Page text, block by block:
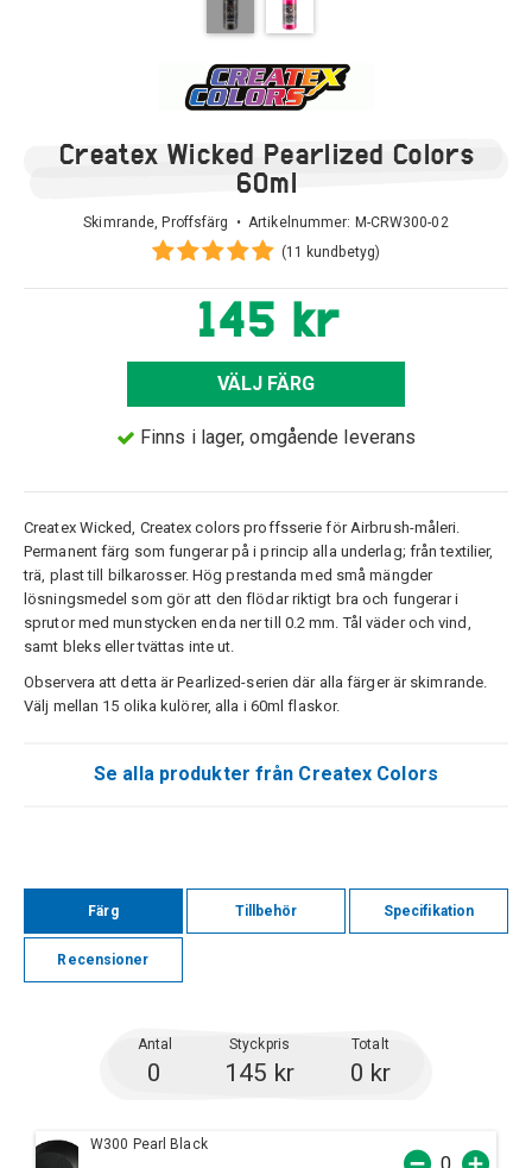
Createx Wicked Pearlized Colors
60ml
Skimrande, Proffsfärg • Artikelnummer: M-CRW300-02
(11 kundbetyg)
145 kr
VÄLJ FÄRG
Finns i lager, omgående leverans
Createx Wicked, Createx colors proffsserie för Airbrush-måleri.
Permanent färg som fungerar på i princip alla underlag; från textilier,
trä, plast till bilkarosser. Hög prestanda med små mängder
lösningsmedel som gör att den flödar riktigt bra och fungerar i
sprutor med munstycken enda ner till 0.2 mm. Tål väder och vind,
samt bleks eller tvättas inte ut.
Observera att detta är Pearlized-serien där alla färger är skimrande.
Välj mellan 15 olika kulörer, alla i 60ml flaskor.
Se alla produkter från Createx Colors
Färg Tillbehör Specifikation
Recensioner
Antal Styckpris Totalt
0 145 kr 0 kr
W300 Pearl Black